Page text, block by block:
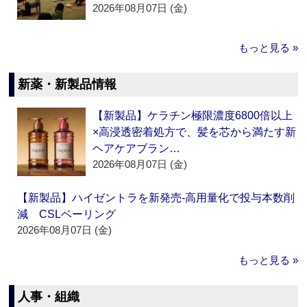
2026年08月07日 (金)
もっと見る »
新薬・新製品情報
【新製品】ケラチン極限濃度6800倍以上
×高浸透密着処方で、髪を芯から満たす新
ヘアケアブラン…
2026年08月07日 (金)
【新製品】ハイゼントラを新発売‐高用量化で投与本数削
減 CSLベーリング
2026年08月07日 (金)
もっと見る »
人事・組織